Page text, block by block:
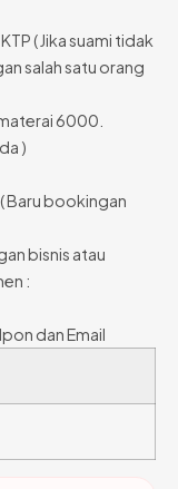
( Jika suami tidak
salah satu orang
6000.
)
Baru bookingan
bisnis atau
:
dan Email